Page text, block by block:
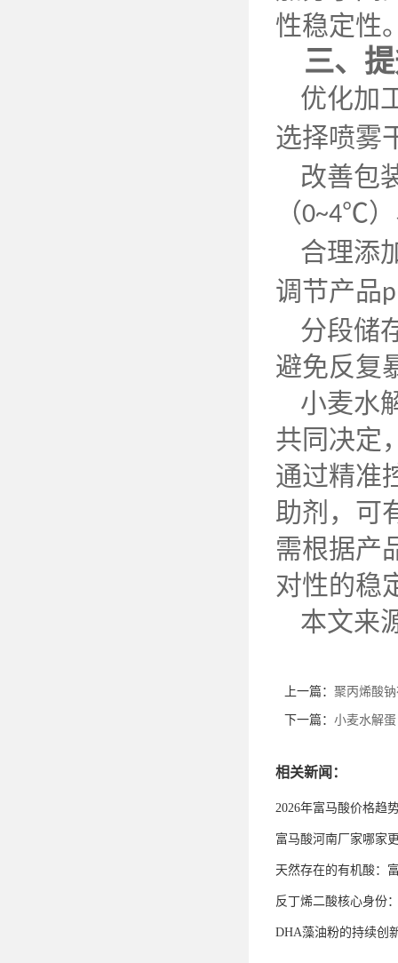
性稳定性
三、
优化加
选择喷雾
改善包
（0~4℃）
合理添
调节产品
分段储
避免反复
小麦水
共同决定
通过精准
助剂，可
需根据产
对性的稳
本文来
上一篇： 聚丙烯酸
下一篇： 小麦水解
相关新闻：
2026年富马酸价格趋
富马酸河南厂家哪家
天然存在的有机酸：
反丁烯二酸核心身份
DHA藻油粉的持续创